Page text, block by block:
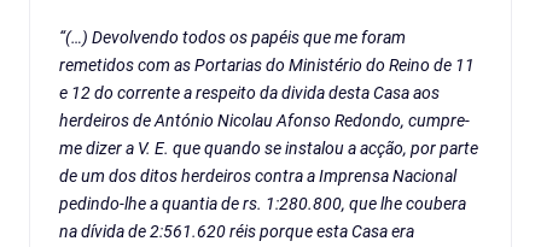
“(…) Devolvendo todos os papéis que me foram
remetidos com as Portarias do Ministério do Reino de 11
e 12 do corrente a respeito da divida desta Casa aos
herdeiros de António Nicolau Afonso Redondo, cumpre-
me dizer a V. E. que quando se instalou a acção, por parte
de um dos ditos herdeiros contra a Imprensa Nacional
pedindo-lhe a quantia de rs. 1:280.800, que lhe coubera
na dívida de 2:561.620 réis porque esta Casa era